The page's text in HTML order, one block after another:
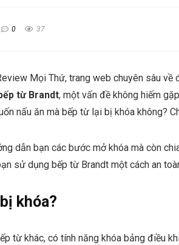
0 37
Mọi Thứ, trang web chuyên sâu về
từ Brandt, một vấn đề không hiếm
nấu ăn mà bếp từ lại bị khóa không?
dẫn bạn các bước mở khóa mà còn
sử dụng bếp từ Brandt một cách an
khóa?
từ khác, có tính năng khóa bảng điều